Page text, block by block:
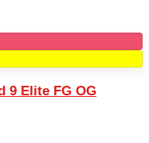
9 Elite FG OG